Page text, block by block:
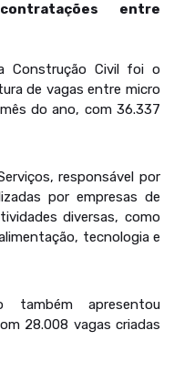
entre
Construção Civil foi o
de vagas entre micro
do ano, com 36.337
responsável por
por empresas de
diversas, como
tecnologia e
também apresentou
28.008 vagas criadas